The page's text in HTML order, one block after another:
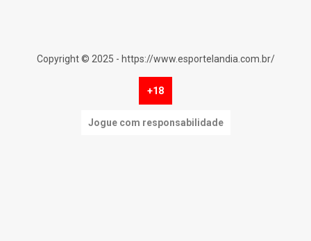
Copyright © 2025 - https://www.esportelandia.com.br/
+18
Jogue com responsabilidade